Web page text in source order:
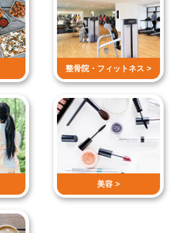
整骨院・ フィットネス >
美容 >